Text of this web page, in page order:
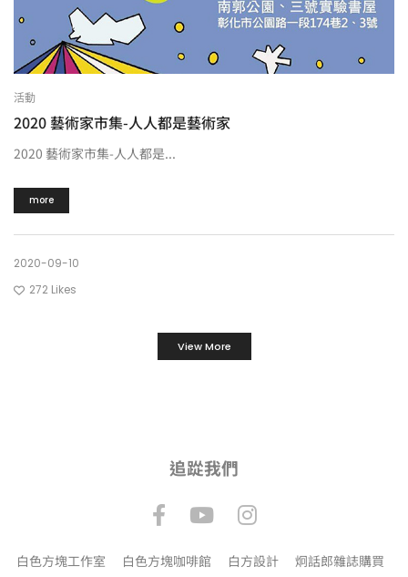
活動
2020 藝術家市集-人人都是藝術家
2020 藝術家市集-人人都是...
more
2020-09-10
272 Likes
View More
追踨我們
白色方塊工作室 白色方塊咖啡館白方設計 炯話郎雜誌購買